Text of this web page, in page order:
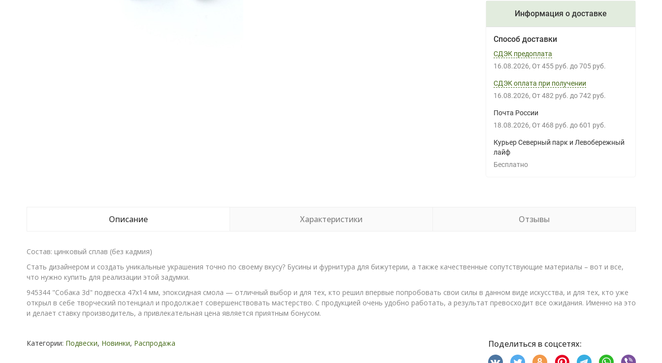
Информация о доставке
Способ доставки
СДЭК предоплата
16.08.2026 От 455 руб. до 705 руб.
СДЭК оплата при получении
16.08.2026 От 482 руб. до 742 руб.
Почта России
18.08.2026 От 468 руб. до 601 руб.
Курьер Северный парк и Левобережный
лайф
Бесплатно
Описание Характеристики Отзывы
Состав: цинковый сплав (без кадмия)
Стать дизайнером и создать уникальные украшения точно по своему вкусу? Бусины и фурнитура для бижутерии, а также качественные сопутствующие материалы – вот и все,
что нужно купить для реализации этой задумки.
945344 "Собака 3d" подвеска 47х14 мм, эпоксидная смола — отличный выбор и для тех, кто решил впервые попробовать свои силы в данном виде искусства, и для тех, кто уже
открыл в себе творческий потенциал и продолжает совершенствовать мастерство. С продукцией очень удобно работать, а результат превосходит все ожидания. Именно на это
и делает ставку производитель, а привлекательная цена является приятным бонусом.
Категории: Подвески, Новинки, Распродажа Поделиться в соцсетях: